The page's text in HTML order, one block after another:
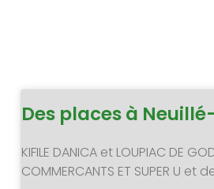
Des places à
KIFILE DANICA et LOUPIAC DE
COMMERCANTS ET SUPER U